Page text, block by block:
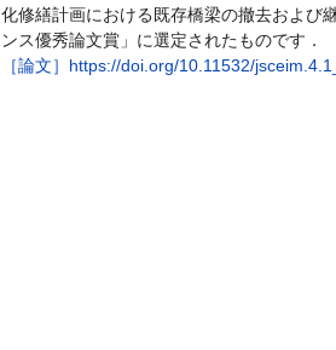
化修繕計画における既存橋梁の撤去および
ンス優秀論文賞」に選定されたものです．
［論文］https://doi.org/10.11532/